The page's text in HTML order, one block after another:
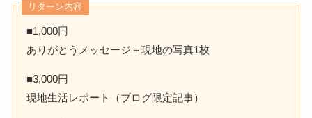
リターン内容
■1,000円
ありがとうメッセージ＋現地の写真1枚
■3,000円
現地生活レポート（ブログ限定記事）